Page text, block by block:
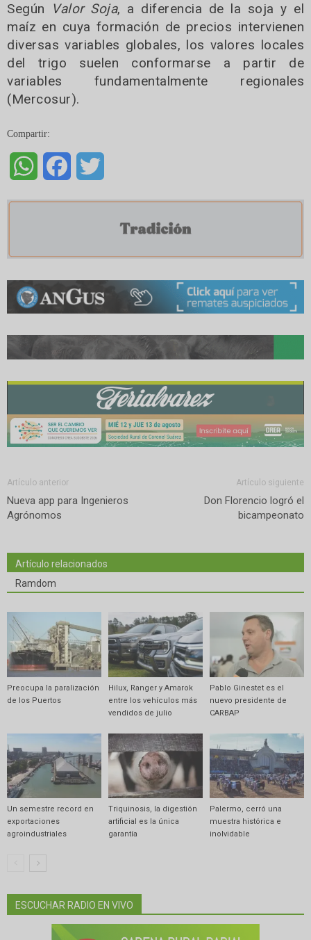
Según
Valor Soja, a diferencia de la soja y el
maíz en cuya formación de precios intervienen
diversas variables globales, los valores locales
del trigo suelen conformarse a partir de
variables fundamentalmente regionales
(Mercosur).
Compartir:
WhatsAppFacebook
Artículo anterior
Nueva app para Ingenieros
Agrónomos
Artículo siguiente
Don Florencio logró el
bicampeonato
Artículo relacionados
Ramdom
Preocupa la paralización
de los Puertos
Hilux, Ranger y Amarok
entre los vehículos más
vendidos de julio
Pablo Ginestet es el
nuevo presidente de
CARBAP
Un semestre record en
exportaciones
agroindustriales
Triquinosis, la digestión
artificial es la única
garantía
Palermo, cerró una
muestra histórica e
inolvidable
ESCUCHAR RADIO EN VIVO